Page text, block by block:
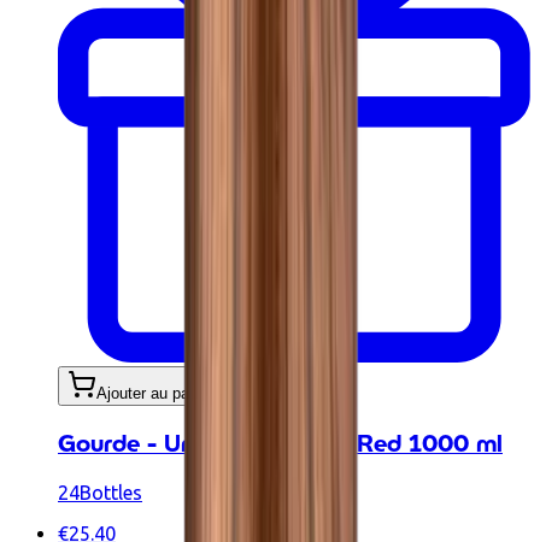
Ajouter au panier
Gourde - Urban Bottle Hot Red 1000 ml
24Bottles
€25.40